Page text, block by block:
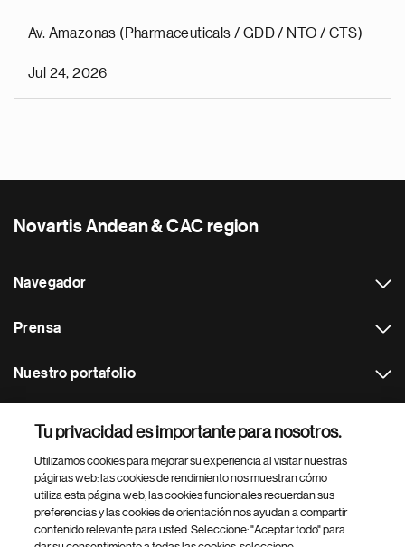
Av. Amazonas (Pharmaceuticals / GDD / NTO / CTS)
Jul 24, 2026
Novartis Andean & CAC region
Navegador
Prensa
Nuestro portafolio
Footer Site Search
Tu privacidad es importante para nosotros.
Utilizamos cookies para mejorar su experiencia al visitar nuestras
páginas web: las cookies de rendimiento nos muestran cómo
utiliza esta página web, las cookies funcionales recuerdan sus
preferencias y las cookies de orientación nos ayudan a compartir
contenido relevante para usted. Seleccione: "Aceptar todo" para